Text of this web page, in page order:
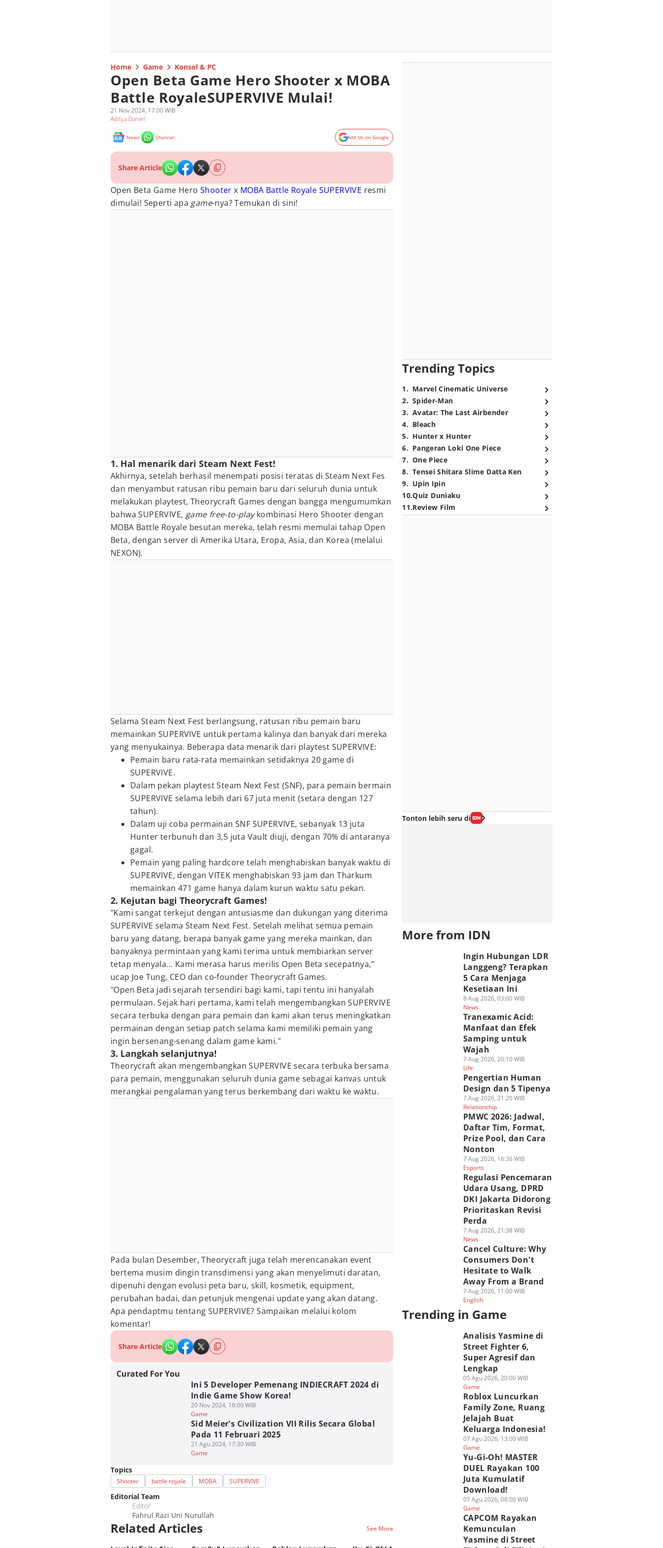
Home Game Konsol & PC
Open Beta Game Hero Shooter x MOBA
Battle RoyaleSUPERVIVE Mulai!
21 Nov 2024, 17:00 WIB
Aditya Daniel
News Channel Add Us on Google
Share Article
Open Beta Game Hero Shooter x MOBA Battle Royale SUPERVIVE resmi
dimulai! Seperti apa game-nya? Temukan di sini!
1. Hal menarik dari Steam Next Fest!
Akhirnya, setelah berhasil menempati posisi teratas di Steam Next Fes
dan menyambut ratusan ribu pemain baru dari seluruh dunia untuk
melakukan playtest, Theorycraft Games dengan bangga mengumumkan
bahwa SUPERVIVE, game free-to-playkombinasi Hero Shooter dengan
MOBA Battle Royale besutan mereka, telah resmi memulai tahap Open
Beta, dengan server di Amerika Utara, Eropa, Asia, dan Korea (melalui
NEXON).
Selama Steam Next Fest berlangsung, ratusan ribu pemain baru
memainkan SUPERVIVE untuk pertama kalinya dan banyak dari mereka
yang menyukainya. Beberapa data menarik dari playtest SUPERVIVE:
Pemain baru rata-rata memainkan setidaknya 20 game di
SUPERVIVE.
Dalam pekan playtest Steam Next Fest (SNF), para pemain bermain
SUPERVIVE selama lebih dari 67 juta menit (setara dengan 127
tahun).
Dalam uji coba permainan SNF SUPERVIVE, sebanyak 13 juta
Hunter terbunuh dan 3,5 juta Vault diuji, dengan 70% di antaranya
gagal.
Pemain yang paling hardcore telah menghabiskan banyak waktu di
SUPERVIVE, dengan VITEK menghabiskan 93 jam dan Tharkum
memainkan 471 game hanya dalam kurun waktu satu pekan.
2. Kejutan bagi Theorycraft Games!
"Kami sangat terkejut dengan antusiasme dan dukungan yang diterima
SUPERVIVE selama Steam Next Fest. Setelah melihat semua pemain
baru yang datang, berapa banyak game yang mereka mainkan, dan
banyaknya permintaan yang kami terima untuk membiarkan server
tetap menyala... Kami merasa harus merilis Open Beta secepatnya,”
ucap Joe Tung, CEO dan co-founder Theorycraft Games.
"Open Beta jadi sejarah tersendiri bagi kami, tapi tentu ini hanyalah
permulaan. Sejak hari pertama, kami telah mengembangkan SUPERVIVE
secara terbuka dengan para pemain dan kami akan terus meningkatkan
permainan dengan setiap patch selama kami memiliki pemain yang
ingin bersenang-senang dalam game kami."
3. Langkah selanjutnya!
Theorycraft akan mengembangkan SUPERVIVE secara terbuka bersama
para pemain, menggunakan seluruh dunia game sebagai kanvas untuk
merangkai pengalaman yang terus berkembang dari waktu ke waktu.
Pada bulan Desember, Theorycraft juga telah merencanakan event
bertema musim dingin transdimensi yang akan menyelimuti daratan,
dipenuhi dengan evolusi peta baru, skill, kosmetik, equipment,
perubahan badai, dan petunjuk mengenai update yang akan datang.
Apa pendaptmu tentang SUPERVIVE? Sampaikan melalui kolom
komentar!
Share Article
Curated For You
Ini 5 Developer Pemenang INDIECRAFT 2024 di
Indie Game Show Korea!
20 Nov 2024, 18:00 WIB
Game
Sid Meier's Civilization VII Rilis Secara Global
Pada 11 Februari 2025
21 Agu 2024, 17:30 WIB
Game
Topics
Shooter battle royale MOBA SUPERVIVE
Editorial Team
Editor
Fahrul Razi Uni Nurullah
Related Articles See More
Trending Topics
1. Marvel Cinematic Universe
2. Spider-Man
3. Avatar: The Last Airbender
4. Bleach
5. Hunter x Hunter
6. Pangeran Loki One Piece
7. One Piece
8. Tensei Shitara Slime Datta Ken
9. Upin Ipin
10.Quiz Duniaku
11.Review Film
Tonton lebih seru di
More from IDN
Ingin Hubungan LDR
Langgeng? Terapkan
5 Cara Menjaga
Kesetiaan Ini
8 Aug 2026, 03:00 WIB
News
Tranexamic Acid:
Manfaat dan Efek
Samping untuk
Wajah
7 Aug 2026, 20:10 WIB
Life
Pengertian Human
Design dan 5 Tipenya
7 Aug 2026, 21:20 WIB
Relationship
PMWC 2026: Jadwal,
Daftar Tim, Format,
Prize Pool, dan Cara
Nonton
7 Aug 2026, 16:36 WIB
Esports
Regulasi Pencemaran
Udara Usang, DPRD
DKI Jakarta Didorong
Prioritaskan Revisi
Perda
7 Aug 2026, 21:38 WIB
News
Cancel Culture: Why
Consumers Don't
Hesitate to Walk
Away From a Brand
7 Aug 2026, 11:00 WIB
English
Trending in Game
Analisis Yasmine di
Street Fighter 6,
Super Agresif dan
Lengkap
05 Agu 2026, 20:00 WIB
Game
Roblox Luncurkan
Family Zone, Ruang
Jelajah Buat
Keluarga Indonesia!
07 Agu 2026, 13:00 WIB
Game
Yu-Gi-Oh! MASTER
DUEL Rayakan 100
Juta Kumulatif
Download!
07 Agu 2026, 08:00 WIB
Game
CAPCOM Rayakan
Kemunculan
Yasmine di Street